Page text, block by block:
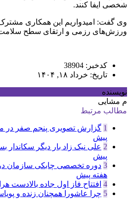
شخصی ایفا کنند.
وی گفت: امیدواریم این همکاری
ورزش‌های رزمی و ارتقای سطح سلامت
کدخبر: 38904
تاریخ: خرداد ۱۸, ۱۴۰۴
نویسنده
م مشایی
مطالب مرتبط
1 گزارش تصویری پنجم صفر در
پیش
2 علی نیک زاد بار دیگر سکاندار
پیش
3 دوره تخصصی چابکی سازمان در
هفته پیش
4 افتتاح فاز اول جاده بالادست
5 چرا عاشورا همچنان زنده و